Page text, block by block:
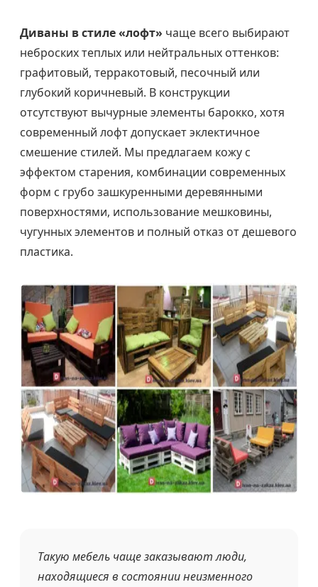
Диваны в стиле «лофт» чаще всего выбирают
неброских теплых или нейтральных оттенков:
графитовый, терракотовый, песочный или
глубокий коричневый. В конструкции
отсутствуют вычурные элементы барокко, хотя
современный лофт допускает эклектичное
смешение стилей. Мы предлагаем кожу с
эффектом старения, комбинации современных
форм с грубо зашкуренными деревянными
поверхностями, использование мешковины,
чугунных элементов и полный отказ от дешевого
пластика.
Такую мебель чаще заказывают люди,
находящиеся в состоянии неизменного